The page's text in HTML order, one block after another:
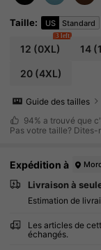
Taille: US Standard
12 (0XL)
3 left
14
20(4XL)
Guide des tailles
94% a trouvé que
Pas votre taille? Dites-
Expédition à
Livraison à
Estimation de
Les articles de
échangés.